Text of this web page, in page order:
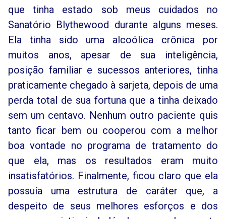
que tinha estado sob meus cuidados no
Sanatório Blythewood durante alguns meses.
Ela tinha sido uma alcoólica crônica por
muitos anos, apesar de sua inteligência,
posição familiar e sucessos anteriores, tinha
praticamente chegado à sarjeta, depois de uma
perda total de sua fortuna que a tinha deixado
sem um centavo. Nenhum outro paciente quis
tanto ficar bem ou cooperou com a melhor
boa vontade no programa de tratamento do
que ela, mas os resultados eram muito
insatisfatórios. Finalmente, ficou claro que ela
possuía uma estrutura de caráter que, a
despeito de seus melhores esforços e dos